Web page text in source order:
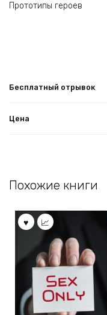
Прототипы героев
Бесплатный отрывок
Цена
Похожие книги